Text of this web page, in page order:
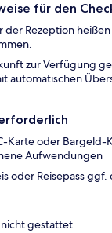
für den
der Rezeption
zur Verfügung
automatischen
Karte oder Bargeld-
Aufwendungen
oder Reisepass
gestattet